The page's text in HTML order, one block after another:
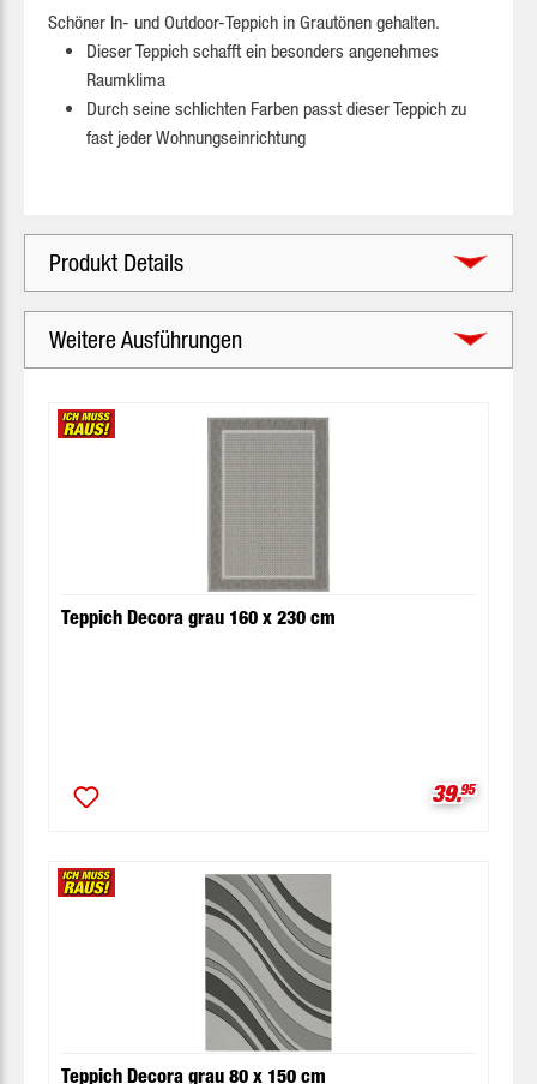
Schöner In- und Outdoor-Teppich in Grautönen gehalten.
Dieser Teppich schafft ein besonders angenehmes
Raumklima
Durch seine schlichten Farben passt dieser Teppich zu
fast jeder Wohnungseinrichtung
Produkt Details
Weitere Ausführungen
Teppich Decora grau 160 x 230 cm
39.95
Teppich Decora grau 80 x 150 cm